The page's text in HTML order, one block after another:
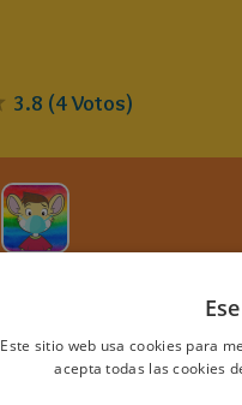
3.8 (4Votos)
Trampita
> LEE TODOS LOS
Este sitio web usa cookies para
acepta todas las cookies